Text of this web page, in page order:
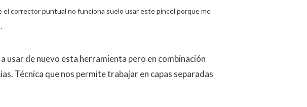
corrector puntual no funciona suelo usar este pincel porque me
usar de nuevo esta herramienta pero en combinación
Técnica que nos permite trabajar en capas separadas